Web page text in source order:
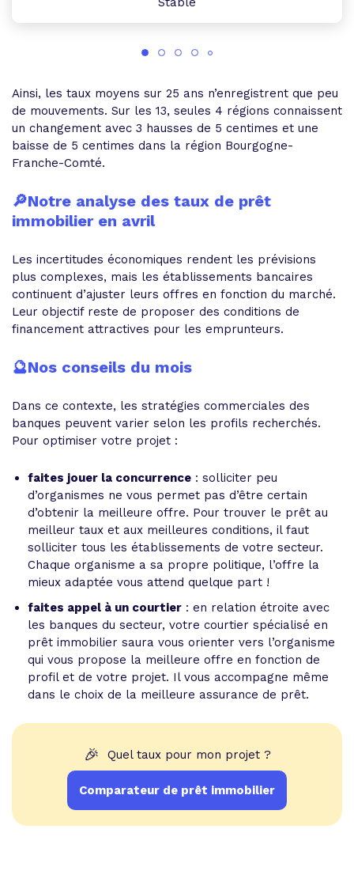
Ainsi, les taux moyens sur 25 ans n’enregistrent que peu
de mouvements. Sur les 13, seules 4 régions connaissent
un changement avec 3 hausses de 5 centimes et une
baisse de 5 centimes dans la région Bourgogne-
Franche-Comté.
🔎Notre analyse des taux de prêt
immobilier en avril
Les incertitudes économiques rendent les prévisions
plus complexes, mais les établissements bancaires
continuent d’ajuster leurs offres en fonction du marché.
Leur objectif reste de proposer des conditions de
financement attractives pour les emprunteurs.
🔮Nos conseils du mois
Dans ce contexte, les stratégies commerciales des
banques peuvent varier selon les profils recherchés.
Pour optimiser votre projet :
faites jouer la concurrence : solliciter peu
d’organismes ne vous permet pas d’être certain
d’obtenir la meilleure offre. Pour trouver le prêt au
meilleur taux et aux meilleures conditions, il faut
solliciter tous les établissements de votre secteur.
Chaque organisme a sa propre politique, l’offre la
mieux adaptée vous attend quelque part !
faites appel à un courtier : en relation étroite avec
les banques du secteur, votre courtier spécialisé en
prêt immobilier saura vous orienter vers l’organisme
qui vous propose la meilleure offre en fonction de
profil et de votre projet. Il vous accompagne même
dans le choix de la meilleure assurance de prêt.
🎉 Quel taux pour mon projet ?
Comparateur de prêt immobilier